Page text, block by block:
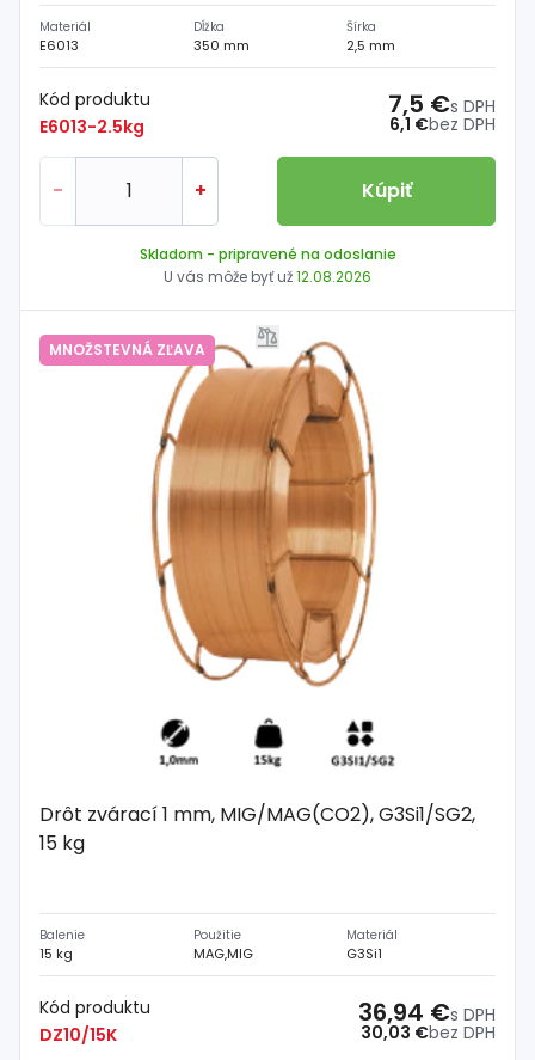
Materiál
E6013
Dĺžka
350 mm
Šírka
2,5 mm
Kód produktu
E6013-2.5kg
6,1 €bez DPH
7,5 €s DPH
- + Kúpiť
Skladom - pripravené na odoslanie
U vás môže byť už12.08.2026
MNOŽSTEVNÁ ZĽAVA
Drôt zvárací 1 mm, MIG/MAG(CO2), G3Si1/SG2,
15 kg
Balenie
15 kg
Použitie
MAG,MIG
Materiál
G3Si1
Kód produktu
DZ10/15K
30,03 €bez DPH
36,94 €s DPH